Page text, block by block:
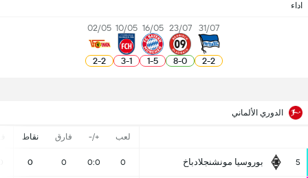
اداء
31/07
2
-
2
23/07
0
-
8
16/05
5
-
1
10/05
1
-
3
02/05
2
-
2
الدوري الألماني
لعب +/- فارق نقاط
5 بوروسيا مونشنجلادباخ 0
0:0
0
0